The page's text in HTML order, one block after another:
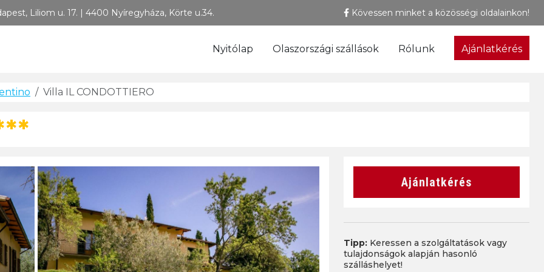
Iroda
Liliom u. 17. | 4400 Nyíregyháza, Körte u.34. Kövessen minket a közösségi oldalainkon!
Nyitólap
Olaszországi szállások Rólunk Ajánlatkérés
Villa IL CONDOTTIERO
Ajánlatkérés
Tipp: Keressen a szolgáltatások vagy
tulajdonságok alapján hasonló
szálláshelyet!